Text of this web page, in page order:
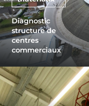
Diagnostic
structure de
centres
commerciaux